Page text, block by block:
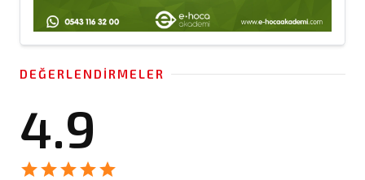
DEĞERLENDIRMELER
4.9
starstarstarstarstar